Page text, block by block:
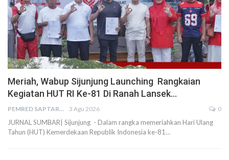
Meriah, Wabup Sijunjung Launching Rangkaian
Kegiatan HUT RI Ke-81 Di Ranah Lansek…
PEMRED SAPTARIUS 3 Agu 2026 0
JURNAL SUMBAR| Sijunjung - Dalam rangka memeriahkan Hari Ulang
Tahun (HUT) Kemerdekaan Republik Indonesia ke-81…